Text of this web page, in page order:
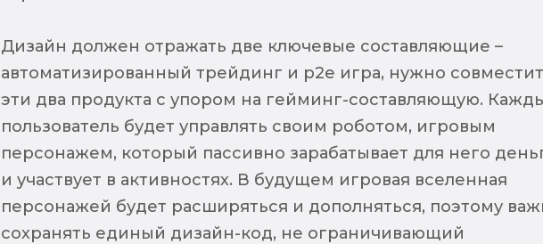
Дизайн должен отражать две ключевые составляющие –
автоматизированный трейдинг и p2e игра, нужно
эти два продукта с упором на гейминг-составляющую.
пользователь будет управлять своим роботом, игровым
персонажем, который пассивно зарабатывает для него
и участвует в активностях. В будущем игровая вселенная
персонажей будет расширяться и дополняться, поэтому
сохранять единый дизайн-код, не ограничивающий